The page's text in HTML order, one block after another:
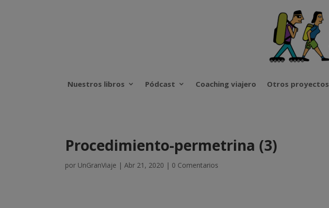
Nuestros libros Pódcast Coaching viajero Otros proyectos
Procedimiento-permetrina (3)
por UnGranViaje |Abr 21, 2020 | 0 Comentarios